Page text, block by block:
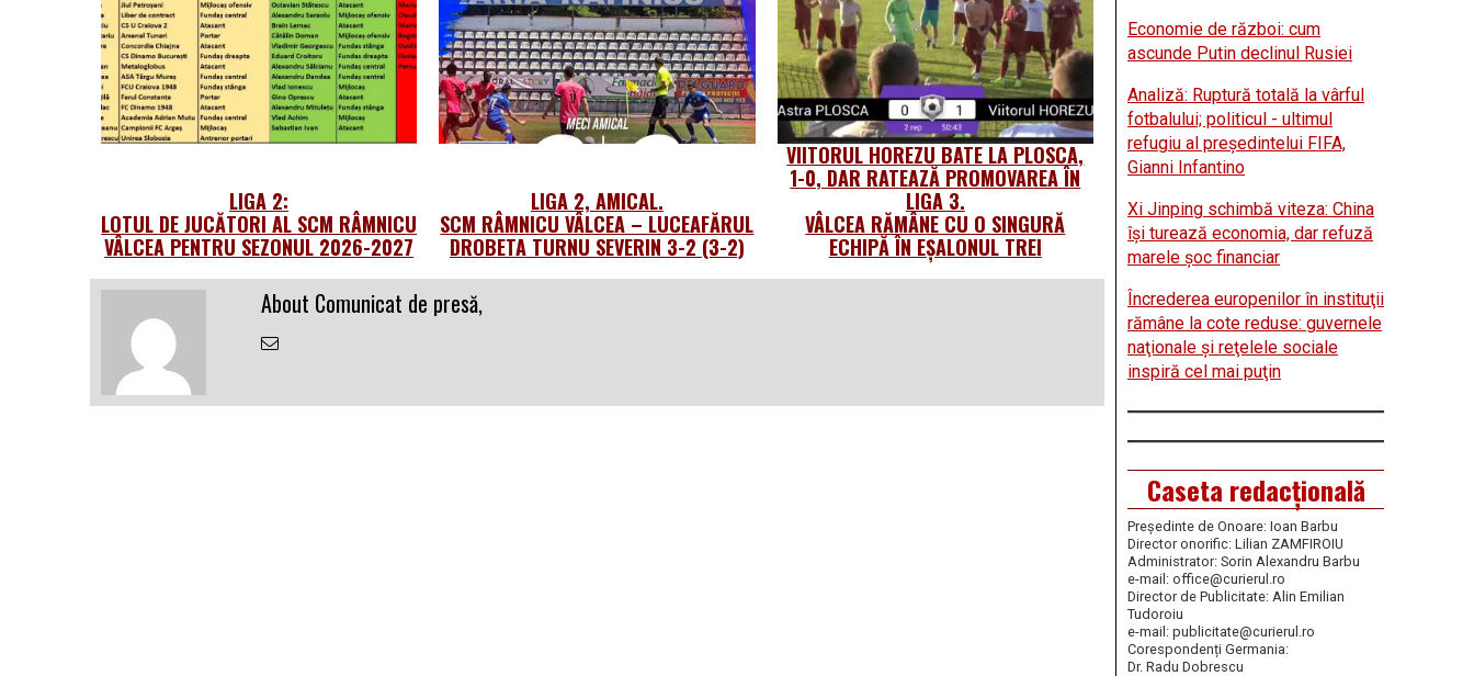
LIGA 2:
LOTUL DE JUCĂTORI AL SCM RÂMNICU
VÂLCEA PENTRU SEZONUL 2026-2027
LIGA 2, AMICAL.
SCM RÂMNICU VÂLCEA – LUCEAFĂRUL
DROBETA TURNU SEVERIN 3-2 (3-2)
VIITORUL HOREZU BATE LA PLOSCA,
1-0, DAR RATEAZĂ PROMOVAREA ÎN
LIGA 3.
VÂLCEA RĂMÂNE CU O SINGURĂ
ECHIPĂ ÎN EȘALONUL TREI
About Comunicat de presă,
Email
Economie de război: cum
ascunde Putin declinul Rusiei
Analiză: Ruptură totală la vârful
fotbalului; politicul - ultimul
refugiu al preşedintelui FIFA,
Gianni Infantino
Xi Jinping schimbă viteza: China
îşi turează economia, dar refuză
marele şoc financiar
Încrederea europenilor în instituţii
rămâne la cote reduse: guvernele
naţionale şi reţelele sociale
inspiră cel mai puţin
Caseta redacțională
Președinte de Onoare: Ioan Barbu
Director onorific: Lilian ZAMFIROIU
Administrator: Sorin Alexandru Barbu
e-mail: office@curierul.ro
Director de Publicitate: Alin Emilian
Tudoroiu
e-mail: publicitate@curierul.ro
Corespondenți Germania:
Dr. Radu Dobrescu